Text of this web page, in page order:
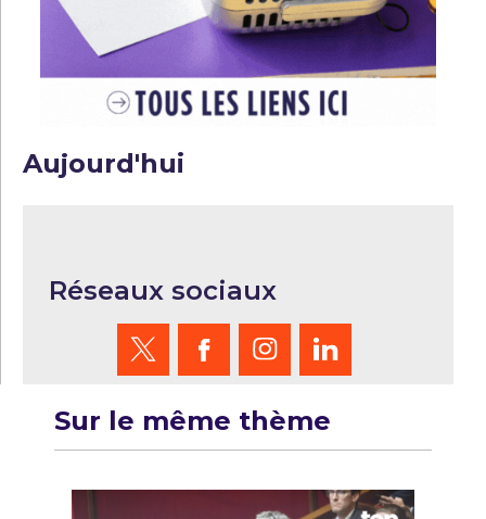
Aujourd'hui
Réseaux sociaux
Sur le même thème